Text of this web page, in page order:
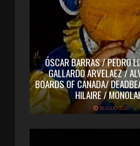
ÓSCAR BARRAS / PEDRO
GALLARDO ARVELAEZ /
BOARDS OF CANADA/
HILAIRE /
18 JULIO 2026